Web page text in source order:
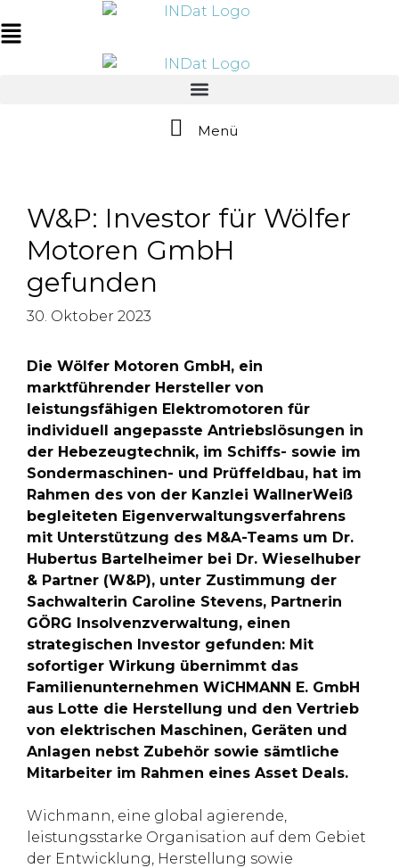
springen
Inhalt
Main
Menü
W&P: Investor für Wölfer
Motoren GmbH
gefunden
30. Oktober 2023
Die Wölfer Motoren GmbH, ein
marktführender Hersteller von
leistungsfähigen Elektromotoren für
individuell angepasste Antriebslösungen in
der Hebezeugtechnik, im Schiffs- sowie im
Sondermaschinen- und Prüffeldbau, hat im
Rahmen des von der Kanzlei WallnerWeiß
begleiteten Eigenverwaltungsverfahrens
mit Unterstützung des M&A-Teams um Dr.
Hubertus Bartelheimer bei Dr. Wieselhuber
& Partner (W&P), unter Zustimmung der
Sachwalterin Caroline Stevens, Partnerin
GÖRG Insolvenzverwaltung, einen
strategischen Investor gefunden: Mit
sofortiger Wirkung übernimmt das
Familienunternehmen WiCHMANN E. GmbH
aus Lotte die Herstellung und den Vertrieb
von elektrischen Maschinen, Geräten und
Anlagen nebst Zubehör sowie sämtliche
Mitarbeiter im Rahmen eines Asset Deals.
Wichmann, eine global agierende,
leistungsstarke Organisation auf dem Gebiet
der Entwicklung, Herstellung sowie